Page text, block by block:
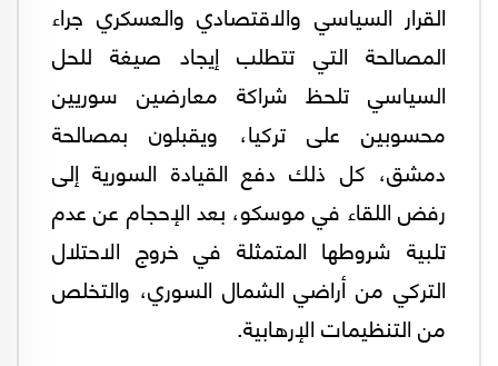
القرار السياسي والاقتصادي والعسكري جراء
المصالحة التي تتطلب إيجاد صيغة للحل
السياسي تلحظ شراكة معارضين سوريين
محسوبين على تركيا، ويقبلون بمصالحة
دمشق، كل ذلك دفع القيادة السورية إلى
رفض اللقاء في موسكو، بعد الإحجام عن عدم
تلبية شروطها المتمثلة في خروج الاحتلال
التركي من أراضي الشمال السوري، والتخلص
من التنظيمات الإرهابية.